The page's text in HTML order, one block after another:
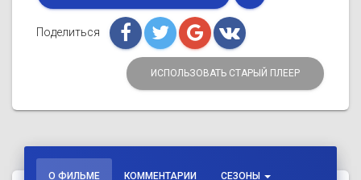
Поделиться
ИСПОЛЬЗОВАТЬ СТАРЫЙ ПЛЕЕР
О ФИЛЬМЕ КОММЕНТАРИИ СЕЗОНЫ